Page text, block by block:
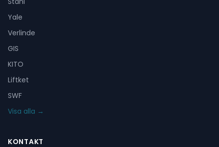
Yale
Verlinde
GIS
KITO
Liftket
SWF
Visa alla →
KONTAKT